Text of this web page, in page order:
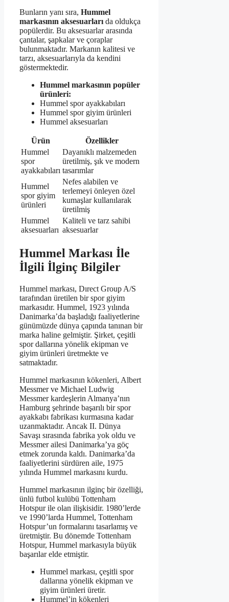
Bunların yanı sıra, Hummel
markasının aksesuarları da oldukça
popülerdir. Bu aksesuarlar arasında
çantalar, şapkalar ve çoraplar
bulunmaktadır. Markanın kalitesi ve
tarzı, aksesuarlarıyla da kendini
göstermektedir.
Hummel markasının popüler
ürünleri:
Hummel spor ayakkabıları
Hummel spor giyim ürünleri
Hummel aksesuarları
Ürün
Özellikler
Hummel
spor
ayakkabıları
Dayanıklı malzemeden
üretilmiş, şık ve modern
tasarımlar
Hummel
spor giyim
ürünleri
Nefes alabilen ve
terlemeyi önleyen özel
kumaşlar kullanılarak
üretilmiş
Hummel
aksesuarları
Kaliteli ve tarz sahibi
aksesuarlar
Hummel Markası İle
İlgili İlginç Bilgiler
Hummel markası, Dırect Group A/S
tarafından üretilen bir spor giyim
markasıdır. Hummel, 1923 yılında
Danimarka’da başladığı faaliyetlerine
günümüzde dünya çapında tanınan bir
marka haline gelmiştir. Şirket, çeşitli
spor dallarına yönelik ekipman ve
giyim ürünleri üretmekte ve
satmaktadır.
Hummel markasının kökenleri, Albert
Messmer ve Michael Ludwig
Messmer kardeşlerin Almanya’nın
Hamburg şehrinde başarılı bir spor
ayakkabı fabrikası kurmasına kadar
uzanmaktadır. Ancak II. Dünya
Savaşı sırasında fabrika yok oldu ve
Messmer ailesi Danimarka’ya göç
etmek zorunda kaldı. Danimarka’da
faaliyetlerini sürdüren aile, 1975
yılında Hummel markasını kurdu.
Hummel markasının ilginç bir özelliği,
ünlü futbol kulübü Tottenham
Hotspur ile olan ilişkisidir. 1980’lerde
ve 1990’larda Hummel, Tottenham
Hotspur’un formalarını tasarlamış ve
üretmiştir. Bu dönemde Tottenham
Hotspur, Hummel markasıyla büyük
başarılar elde etmiştir.
Hummel markası, çeşitli spor
dallarına yönelik ekipman ve
giyim ürünleri üretir.
Hummel’in kökenleri